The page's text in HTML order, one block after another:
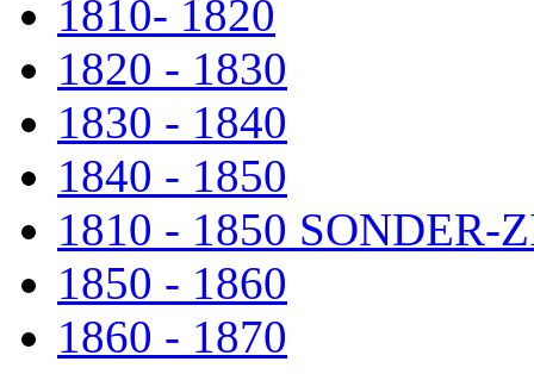
1810- 1820
1820 - 1830
1830 - 1840
1840 - 1850
1810 - 1850 SONDER-
1850 - 1860
1860 - 1870